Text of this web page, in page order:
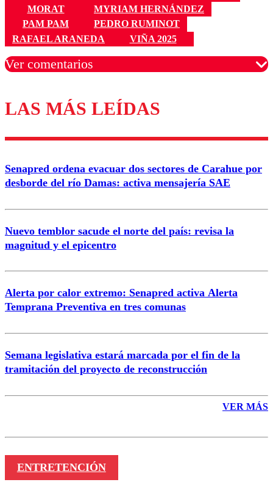
MORAT
MYRIAM HERNÁNDEZ
PAM PAM
PEDRO RUMINOT
RAFAEL ARANEDA
VIÑA 2025
Ver comentarios
Los comentarios son moderados para garantizar un
diálogo respetuoso.
Correo
LAS MÁS LEÍDAS
Senapred ordena evacuar dos sectores de Carahue por
desborde del río Damas: activa mensajería SAE
Nuevo temblor sacude el norte del país: revisa la
magnitud y el epicentro
Alerta por calor extremo: Senapred activa Alerta
Temprana Preventiva en tres comunas
Semana legislativa estará marcada por el fin de la
tramitación del proyecto de reconstrucción
VER MÁS
ENTRETENCIÓN